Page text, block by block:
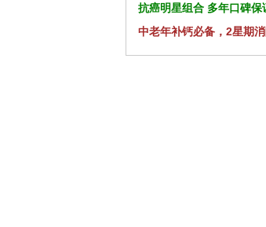
抗癌明星组合 多年口碑
中老年补钙必备，2星期